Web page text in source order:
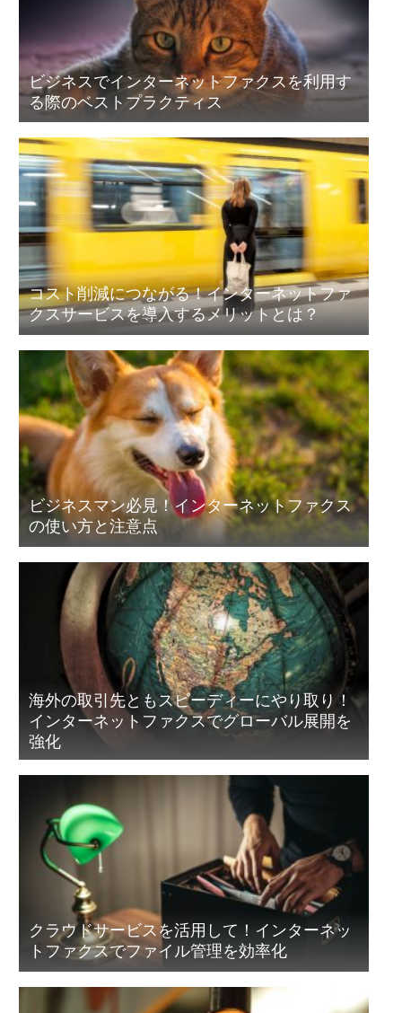
ビジネスでインターネットファクスを利用す
る際のベストプラクティス
コスト削減につながる！インターネットファ
クスサービスを導入するメリットとは？
ビジネスマン必見！インターネットファクス
の使い方と注意点
海外の取引先ともスピーディーにやり取り！
インターネットファクスでグローバル展開を
強化
クラウドサービスを活用して！インターネッ
トファクスでファイル管理を効率化